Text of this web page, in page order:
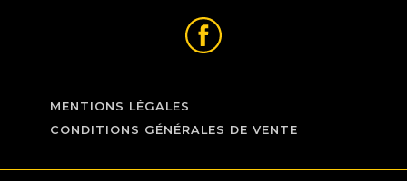
MENTIONS LÉGALES
CONDITIONS GÉNÉRALES DE VENTE